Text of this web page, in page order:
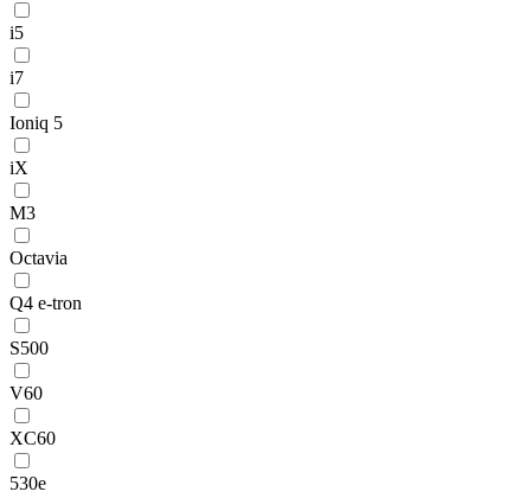
i5
i7
Ioniq 5
iX
M3
Octavia
Q4 e-tron
S500
V60
XC60
530e